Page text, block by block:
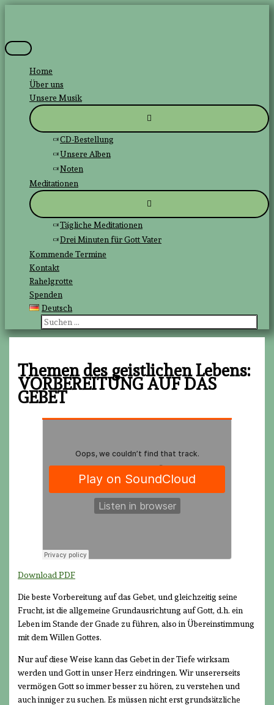
Hauptmenü
Home
Über uns
Unsere Musik
CD-Bestellung
Unsere Alben
Noten
Meditationen
Tägliche Meditationen
Drei Minuten für Gott Vater
Kommende Termine
Kontakt
Rahelgrotte
Spenden
Deutsch
Suchen
nach:
Themen des geistlichen Lebens:
VORBEREITUNG AUF DAS
GEBET
Download PDF
Die beste Vorbereitung auf das Gebet, und gleichzeitig seine
Frucht, ist die allgemeine Grundausrichtung auf Gott, d.h. ein
Leben im Stande der Gnade zu führen, also in Übereinstimmung
mit dem Willen Gottes.
Nur auf diese Weise kann das Gebet in der Tiefe wirksam
werden und Gott in unser Herz eindringen. Wir unsererseits
vermögen Gott so immer besser zu hören, zu verstehen und
auch inniger zu suchen. Es müssen nicht erst grundsätzliche